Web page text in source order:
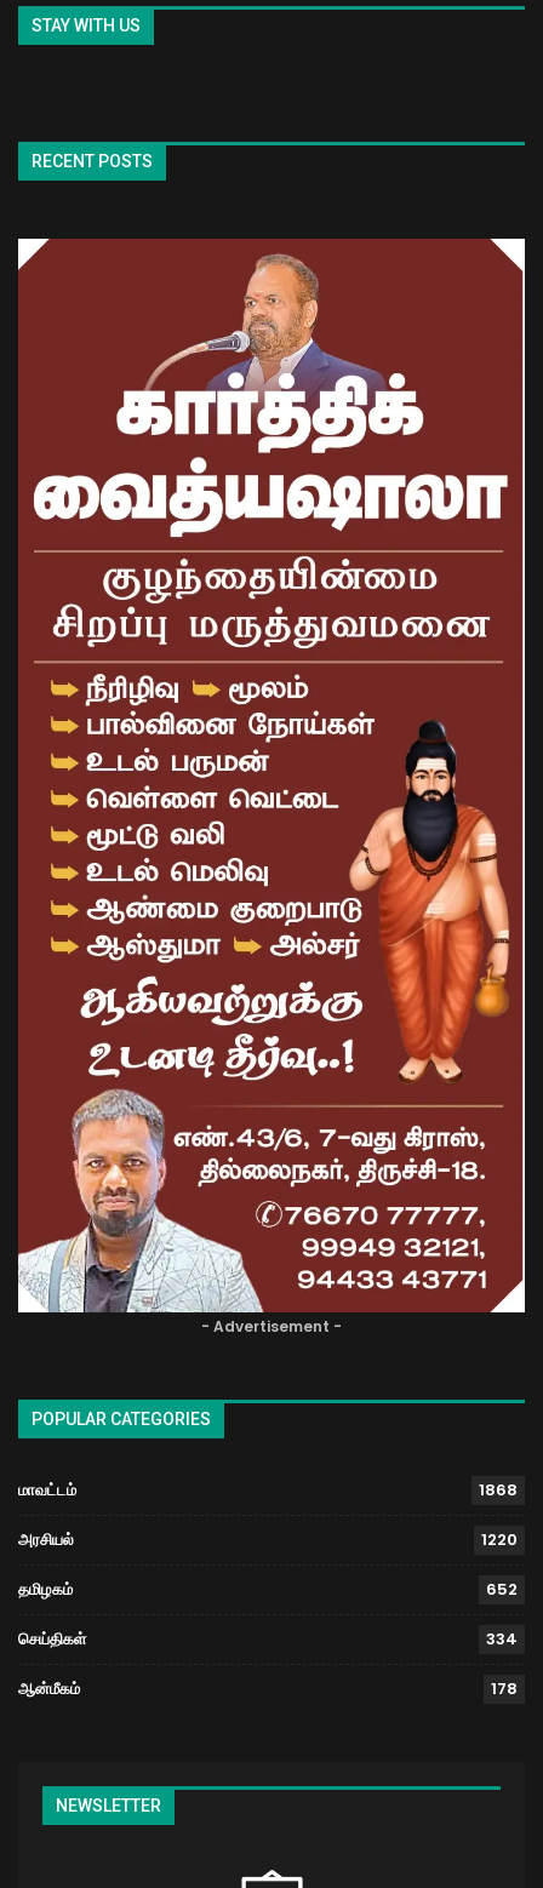
STAY WITH US
RECENT POSTS
- Advertisement -
POPULAR CATEGORIES
மாவட்டம் 1868
அரசியல் 1220
தமிழகம் 652
செய்திகள் 334
ஆன்மீகம் 178
NEWSLETTER